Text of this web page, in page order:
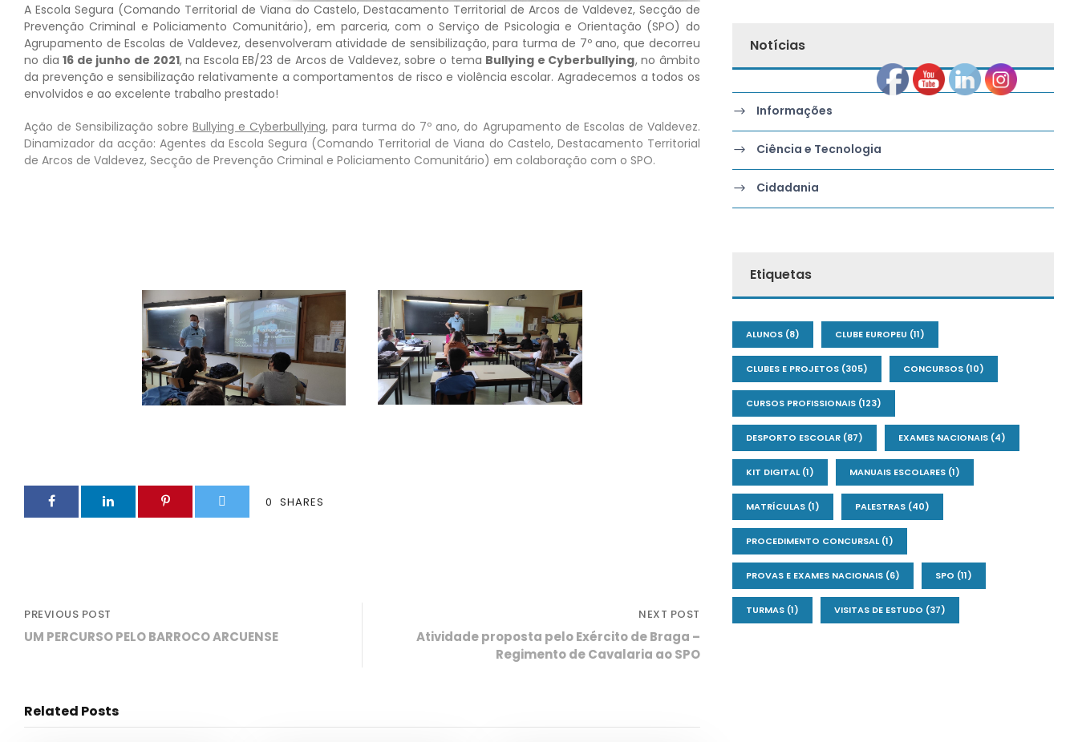
A Escola Segura (Comando Territorial de Viana do Castelo, Destacamento Territorial de Arcos de Valdevez, Secção de
Prevenção Criminal e Policiamento Comunitário), em parceria, com o Serviço de Psicologia e Orientação (SPO) do
Agrupamento de Escolas de Valdevez, desenvolveram atividade de sensibilização, para turma de 7º ano, que decorreu
no dia16 de junho de 2021, na Escola EB/23 de Arcos de Valdevez, sobre o tema Bullying e Cyberbullying, no âmbito
da prevenção e sensibilização relativamente a comportamentos de risco e violência escolar. Agradecemos a todos os
envolvidos e ao excelente trabalho prestado!
Ação de Sensibilização sobreBullying e Cyberbullying, para turma do 7º ano, do Agrupamento de Escolas de Valdevez.
Dinamizador da acção: Agentes da Escola Segura (Comando Territorial de Viana do Castelo, Destacamento Territorial
de Arcos de Valdevez, Secção de Prevenção Criminal e Policiamento Comunitário) em colaboração com o SPO.
0 SHARES
PREVIOUS POST
UM PERCURSO PELO BARROCO ARCUENSE
NEXT POST
Atividade proposta pelo Exército de Braga –
Regimento de Cavalaria ao SPO
Related Posts
Notícias
Informações
Ciência e Tecnologia
Cidadania
Etiquetas
ALUNOS(8) CLUBE EUROPEU (11)
CLUBES E PROJETOS(305) CONCURSOS(10)
CURSOS PROFISSIONAIS(123)
DESPORTO ESCOLAR(87) EXAMES NACIONAIS(4)
KIT DIGITAL(1) MANUAIS ESCOLARES(1)
MATRÍCULAS(1) PALESTRAS(40)
PROCEDIMENTO CONCURSAL(1)
PROVAS E EXAMES NACIONAIS(6) SPO (11)
TURMAS(1) VISITAS DE ESTUDO (37)